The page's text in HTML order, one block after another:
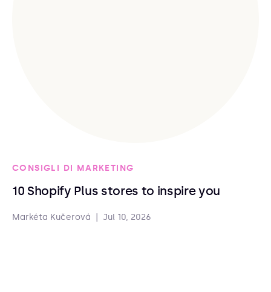
CONSIGLI DI MARKETING
10 Shopify Plus stores to inspire you
Markéta Kučerová Jul 10, 2026